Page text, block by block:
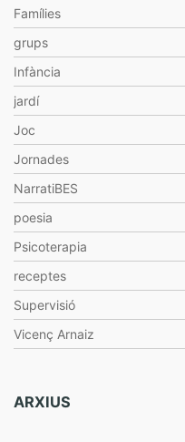
Famílies
grups
Infància
jardí
Joc
Jornades
NarratiBES
poesia
Psicoterapia
receptes
Supervisió
Vicenç Arnaiz
ARXIUS